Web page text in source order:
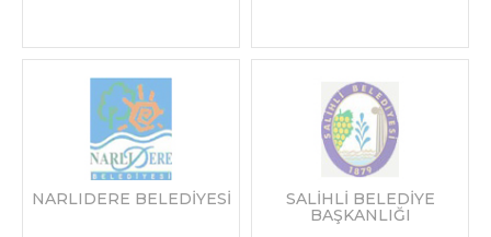
NARLIDERE BELEDİYESİ
SALİHLİ BELEDİYE
BAŞKANLIĞI